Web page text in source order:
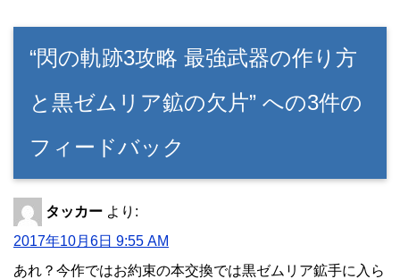
“閃の軌跡3攻略 最強武器の作り方
と黒ゼムリア鉱の欠片” への3件の
フィードバック
タッカー より:
2017年10月6日 9:55 AM
あれ？今作ではお約束の本交換では黒ゼムリア鉱手に入ら